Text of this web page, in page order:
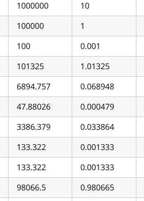
1000000 10
100000 1
100 0.001
101325 1.01325
6894.757 0.068948
47.88026 0.000479
3386.379 0.033864
133.322 0.001333
133.322 0.001333
98066.5 0.980665